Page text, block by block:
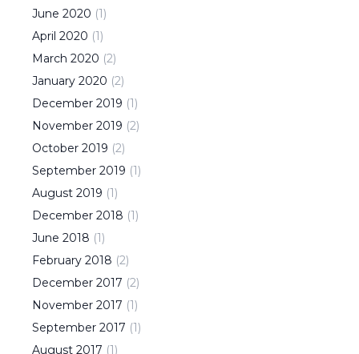
June 2020 (1)
April 2020 (1)
March 2020 (2)
January 2020 (2)
December 2019 (1)
November 2019 (2)
October 2019 (2)
September 2019 (1)
August 2019 (1)
December 2018 (1)
June 2018 (1)
February 2018 (2)
December 2017 (2)
November 2017 (1)
September 2017 (1)
August 2017 (1)